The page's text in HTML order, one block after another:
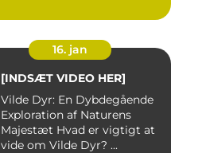
16. jan
[INDSÆT VIDEO HER]
Vilde Dyr: En Dybdegående
Exploration af Naturens
Majestæt Hvad er vigtigt at
vide om Vilde Dyr? ...